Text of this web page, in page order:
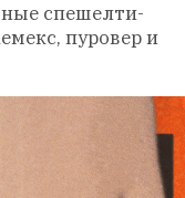
спешелти-
пуровер и